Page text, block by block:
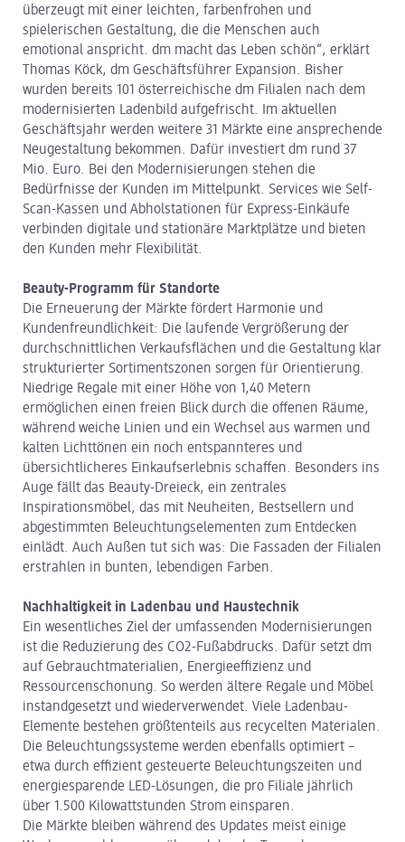
überzeugt mit einer leichten, farbenfrohen und
spielerischen Gestaltung, die die Menschen auch
emotional anspricht. dm macht das Leben schön“, erklärt
Thomas Köck, dm Geschäftsführer Expansion. Bisher
wurden bereits 101 österreichische dm Filialen nach dem
modernisierten Ladenbild aufgefrischt. Im aktuellen
Geschäftsjahr werden weitere 31 Märkte eine ansprechende
Neugestaltung bekommen. Dafür investiert dm rund 37
Mio. Euro. Bei den Modernisierungen stehen die
Bedürfnisse der Kunden im Mittelpunkt. Services wie Self-
Scan-Kassen und Abholstationen für Express-Einkäufe
verbinden digitale und stationäre Marktplätze und bieten
den Kunden mehr Flexibilität.
Beauty-Programm für Standorte
Die Erneuerung der Märkte fördert Harmonie und
Kundenfreundlichkeit: Die laufende Vergrößerung der
durchschnittlichen Verkaufsflächen und die Gestaltung klar
strukturierter Sortimentszonen sorgen für Orientierung.
Niedrige Regale mit einer Höhe von 1,40 Metern
ermöglichen einen freien Blick durch die offenen Räume,
während weiche Linien und ein Wechsel aus warmen und
kalten Lichttönen ein noch entspannteres und
übersichtlicheres Einkaufserlebnis schaffen. Besonders ins
Auge fällt das Beauty-Dreieck, ein zentrales
Inspirationsmöbel, das mit Neuheiten, Bestsellern und
abgestimmten Beleuchtungselementen zum Entdecken
einlädt. Auch Außen tut sich was: Die Fassaden der Filialen
erstrahlen in bunten, lebendigen Farben.
Nachhaltigkeit in Ladenbau und Haustechnik
Ein wesentliches Ziel der umfassenden Modernisierungen
ist die Reduzierung des CO2-Fußabdrucks. Dafür setzt dm
auf Gebrauchtmaterialien, Energieeffizienz und
Ressourcenschonung. So werden ältere Regale und Möbel
instandgesetzt und wiederverwendet. Viele Ladenbau-
Elemente bestehen größtenteils aus recycelten Materialen.
Die Beleuchtungssysteme werden ebenfalls optimiert –
etwa durch effizient gesteuerte Beleuchtungszeiten und
energiesparende LED-Lösungen, die pro Filiale jährlich
über 1.500 Kilowattstunden Strom einsparen.
Die Märkte bleiben während des Updates meist einige